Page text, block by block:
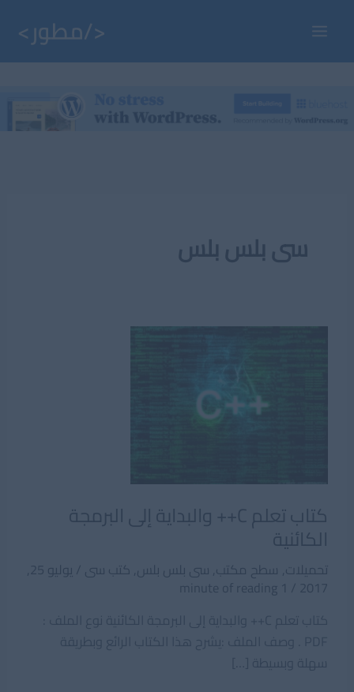
Main
سى بلس بلس
كتاب تعلم C++ والبداية إلى البرمجة
الكائنية
تحميلات, سطح مكتب, سى بلس بلس, كتب سى / يوليو 25,
2017
/
1 minute of reading